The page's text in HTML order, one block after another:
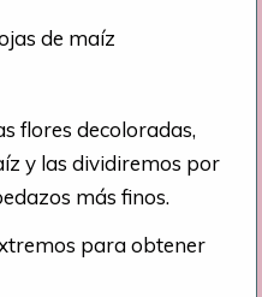
flores decoloradas,
y las dividiremos por
más finos.
para obtener